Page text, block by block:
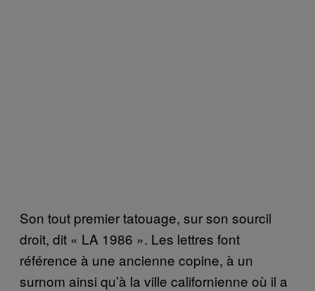
Son tout premier tatouage, sur son sourcil
droit, dit « LA 1986 ». Les lettres font
référence à une ancienne copine, à un
surnom ainsi qu’à la ville californienne où il a